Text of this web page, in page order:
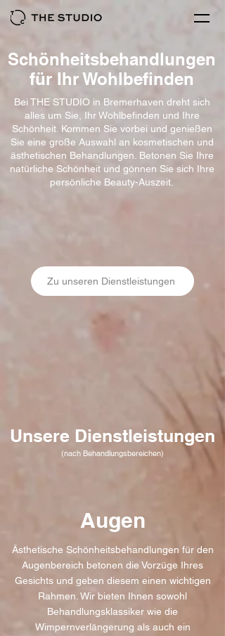
Schönheitsbehandlungen
für Ihr Wohlbefinden
Bei THE STUDIO in Bremerhaven dreht sich
alles um Sie, Ihr Wohlbefinden und Ihre
Schönheit. Kommen Sie vorbei und genießen
Sie eine große Auswahl an kosmetischen und
ästhetischen Behandlungen. Betonen Sie Ihre
natürliche Schönheit und gönnen Sie sich Ihre
persönliche Beauty-Auszeit.
Zu unseren Dienstleistungen
Unsere Dienstleistungen
(nach Behandlungsbereichen)
Augen
Ästhetische Schönheitsbehandlungen für den
Augenbereich betonen die Vorzüge Ihres
Gesichts und geben diesem einen wichtigen
Rahmen. Wir bieten Ihnen sowohl
Behandlungsklassiker wie die
Wimpernverlängerung als auch ein